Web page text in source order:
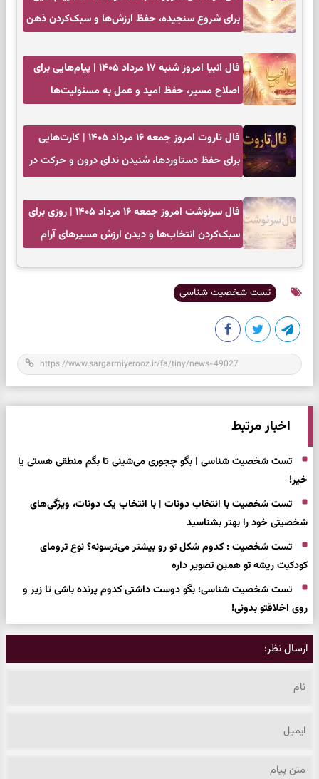
برای شروع سنجیده، حفظ ارزش‌ها و سبک‌کردن ذهن
فال انبیا امروز شنبه ۱۷ مرداد ۱۴۰۵ | پیام‌هایی برای
اصلاح مسیر، حفظ امید و عمل به مسئولیت‌ها
فال تاروت امروز جمعه ۱۶ مرداد ۱۴۰۵ | کارت‌هایی
برای حفظ دستاوردها، شنیدن ندای درون و حرکت در
فال سرنوشت امروز جمعه ۱۶ مرداد ۱۴۰۵ | روزی برای
سبک‌کردن انتخاب‌ها و دیدن ارزش مسیرهای آرام
تست شخصیت شناسی
اخبار مرتبط
تست شخصیت شناسی | بگو چجوری می‌شینی تا بگم منطقی هستی یا
خیر!
تست شخصیت با انتخاب دونات | با انتخاب یک دونات، ویژگی‌های
شخصیتی خود را بهتر بشناسید
تست شخصیت : کدوم شکل تو رو بیشتر می‌ترسونه؟ نوع ترومای
کودکیت ریشه تو همین تصویر داره
تست شخصیت شناسی؛ بگو دوست داشتی کدوم پرنده باشی تا زیر و
روی اخلاقتو بدونی!
ارسال نظر: